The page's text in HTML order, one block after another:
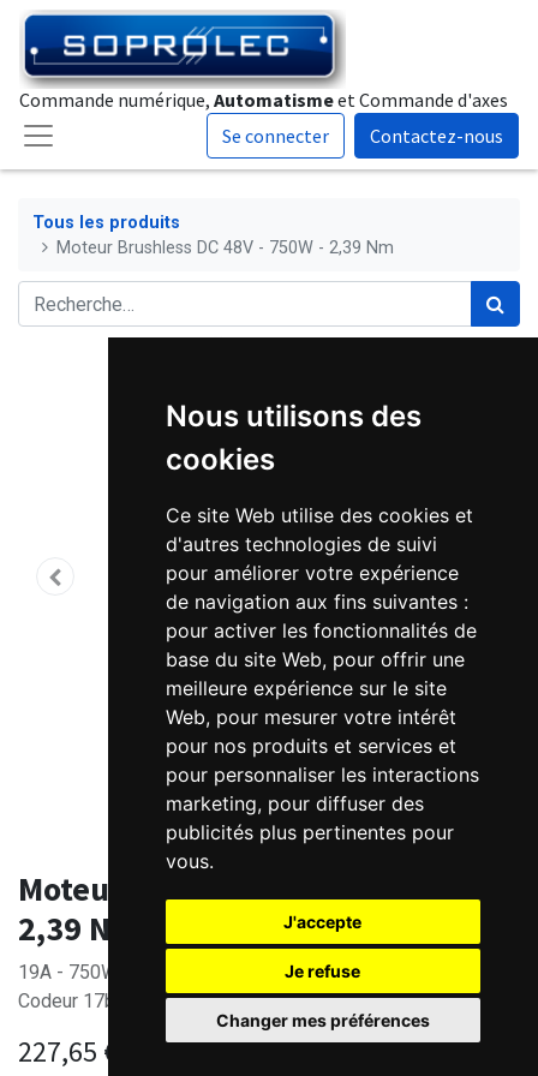
Nous utilisons des
cookies
Ce site Web utilise des cookies et
d'autres technologies de suivi
pour améliorer votre expérience
de navigation aux fins suivantes :
pour activer les fonctionnalités de
base du site Web, pour offrir une
meilleure expérience sur le site
Web, pour mesurer votre intérêt
pour nos produits et services et
pour personnaliser les interactions
marketing, pour diffuser des
publicités plus pertinentes pour
vous.
J'accepte
Je refuse
Changer mes préférences
Commande numérique, Automatismeet Commande d'axes
Se connecter
Contactez-nous
Tous les produits
Moteur Brushless DC 48V - 750W - 2,39 Nm
Moteur Brushless DC 48V - 750W -
2,39 Nm
19A - 750W - 3000rpm - 2.39Nm (7.17Nm en pointe)
Codeur 17bits
227,65 €